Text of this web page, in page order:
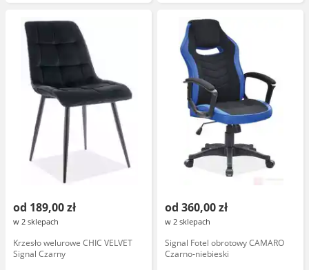
od 189,00 zł
w 2 sklepach
Krzesło welurowe CHIC VELVET
Signal Czarny
od 360,00 zł
w 2 sklepach
Signal Fotel obrotowy CAMARO
Czarno-niebieski